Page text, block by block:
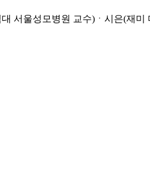
서울성모병원 교수)ㆍ시은(재